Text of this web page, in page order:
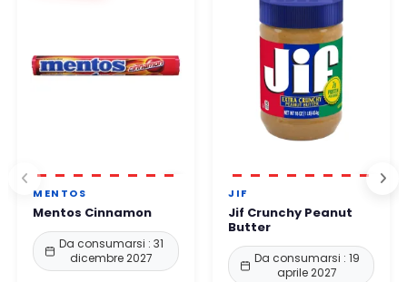
MENTOS
Mentos Cinnamon
Da consumarsi : 31
dicembre 2027
JIF
Jif Crunchy Peanut
Butter
Da consumarsi : 19
aprile 2027